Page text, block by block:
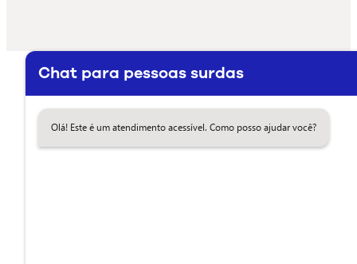
Chat para pessoas surdas
Olá! Este é um atendimento acessível. Como posso ajudar você?